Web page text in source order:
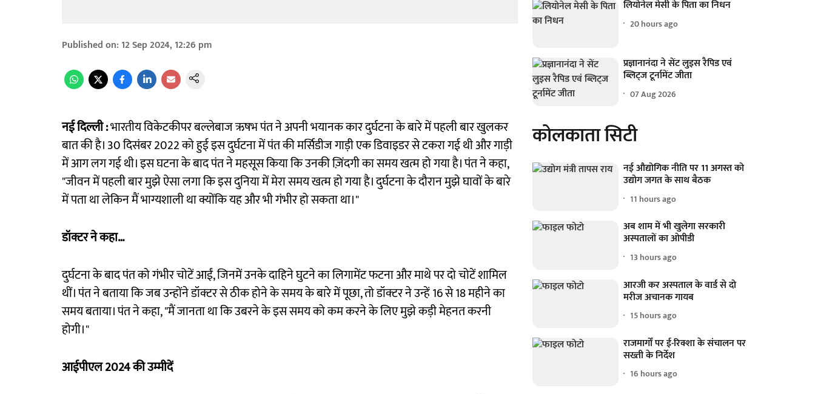
Published on: 12 Sep 2024, 12:26 pm
नई दिल्ली :भारतीय विकेटकीपर बल्लेबाज ऋषभ पंत ने अपनी भयानक कार दुर्घटना के बारे में पहली बार खुलकर
बात की है। 30 दिसंबर 2022 को हुई इस दुर्घटना में पंत की मर्सिडीज गाड़ी एक डिवाइडर से टकरा गई थी और गाड़ी
में आग लग गई थी। इस घटना के बाद पंत ने महसूस किया कि उनकी ज़िंदगी का समय खत्म हो गया है। पंत ने कहा,
"जीवन में पहली बार मुझे ऐसा लगा कि इस दुनिया में मेरा समय खत्म हो गया है। दुर्घटना के दौरान मुझे घावों के बारे
में पता था लेकिन मैं भाग्यशाली था क्योंकि यह और भी गंभीर हो सकता था।"
डॉक्टर ने कहा…
दुर्घटना के बाद पंत को गंभीर चोटें आईं, जिनमें उनके दाहिने घुटने का लिगामेंट फटना और माथे पर दो चोटें शामिल
थीं। पंत ने बताया कि जब उन्होंने डॉक्टर से ठीक होने के समय के बारे में पूछा, तो डॉक्टर ने उन्हें 16 से 18 महीने का
समय बताया। पंत ने कहा, "मैं जानता था कि उबरने के इस समय को कम करने के लिए मुझे कड़ी मेहनत करनी
होगी।"
आईपीएल 2024 की उम्मीदें
लियोनेल मेसी के पिता का निधन
20 hours ago
प्रज्ञानानंदा ने सेंट लुइस रैपिड एवं
ब्लिट्ज टूर्नामेंट जीता
07 Aug 2026
कोलकाता सिटी
नई औद्योगिक नीति पर 11 अगस्त को
उद्योग जगत के साथ बैठक
11 hours ago
अब शाम में भी खुलेगा सरकारी
अस्पतालों का ओपीडी
13 hours ago
आरजी कर अस्पताल के वार्ड से दो
मरीज अचानक गायब
15 hours ago
राजमार्गों पर ई-रिक्शा के संचालन पर
सख्ती के निर्देश
16 hours ago